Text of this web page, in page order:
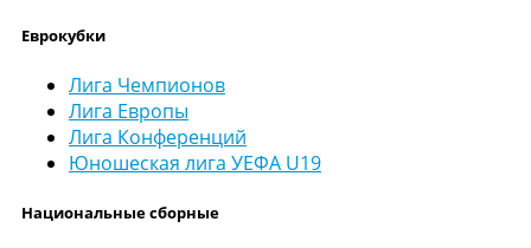
Еврокубки
Лига Чемпионов
Лига Европы
Лига Конференций
Юношеская лига УЕФА U19
Национальные сборные